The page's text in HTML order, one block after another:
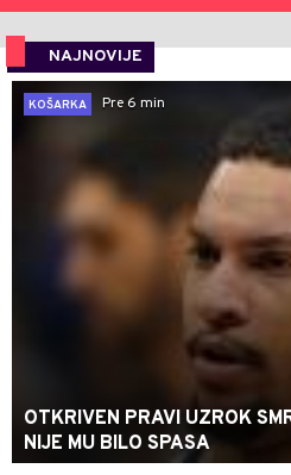
NAJNOVIJE
KOŠARKA
Pre 6 min
OTKRIVEN PRAVI UZROK
NIJE MU BILO SPASA